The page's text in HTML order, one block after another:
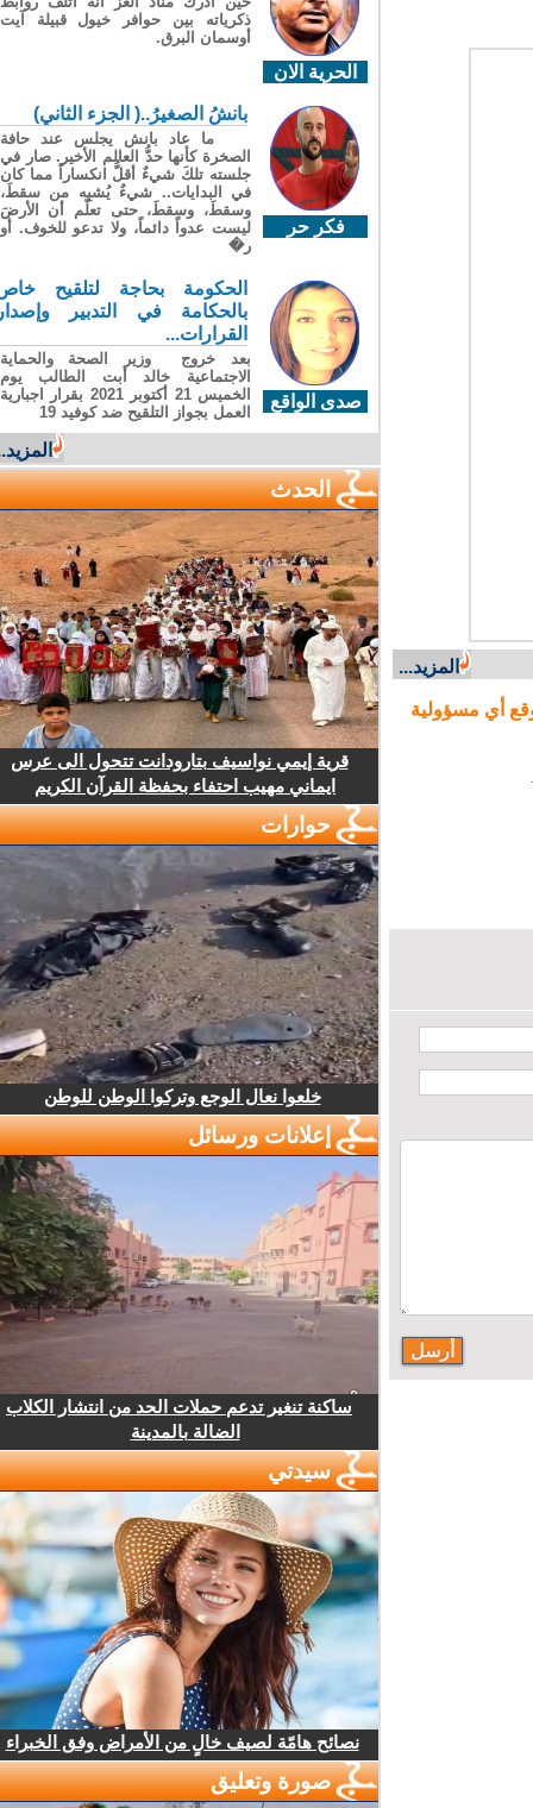
المزيد...
أي مسؤولية
الحرية الان
ذكرياته بين حوافر خيول قبيلة آيت
أوسمان البرق.
فكر حر
بانشُ الصغيرُ..( الجزء الثاني)
ما عاد بانش يجلس عند حافة
الصخرة كأنها حدُّ العالم الأخير. صار في
جلسته تلكَ شيءٌ أقلُّ انكساراً مما كان
في البدايات.. شيءٌ يُشبِه من سقطَ،
وسقطَ، وسقطَ، حتى تعلّم أن الأرضَ
ليست عدواً دائماً، ولا تدعو للخوف. أو
ر�
صدى الواقع
الحكومة بحاجة لتلقيح خاص
بالحكامة في التدبير وإصدار
القرارات...
بعد خروج وزير الصحة والحماية
الاجتماعية خالد أبت الطالب يوم
الخميس 21 أكتوبر 2021 بقرار اجبارية
العمل بجواز التلقيح ضد كوفيد 19
المزيد...
الحدث
قرية إيمي نواسيف بتارودانت تتحول الى عرس
ايماني مهيب احتفاء بحفظة القرآن الكريم
حوارات
خلعوا نعال الوجع وتركوا الوطن للوطن
إعلانات ورسائل
ساكنة تنغير تدعم حملات الحد من انتشار الكلاب
الضالة بالمدينة
سيدتي
نصائح هامّة لصيف خالٍ من الأمراض وفق الخبراء
صورة وتعليق